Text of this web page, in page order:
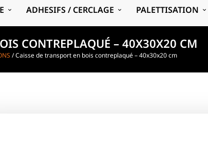
ADHESIFS / CERCLAGE PALETTISATION
CONTREPLAQUÉ – 40X30X20 CM
/ Caisse de transport en bois contreplaqué – 40x30x20 cm